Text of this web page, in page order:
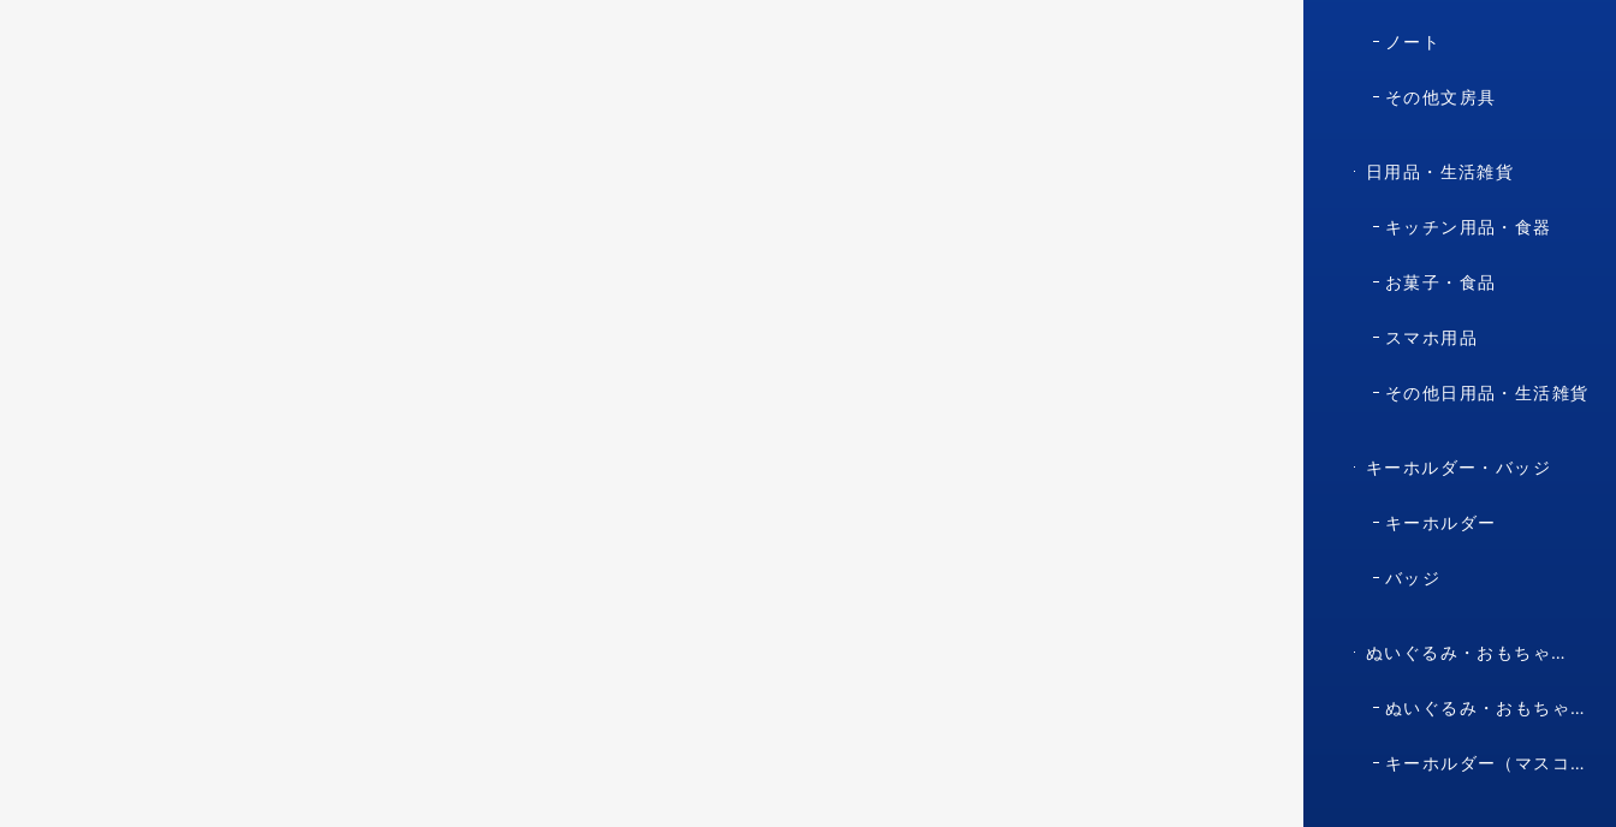
ノート
その他文房具
日用品・生活雑貨
キッチン用品・食器
お菓子・食品
スマホ用品
その他日用品・生活雑貨
キーホルダー・バッジ
キーホルダー
バッジ
ぬいぐるみ・おもちゃ・マスコット・キャラクター
ぬいぐるみ・おもちゃ（マスコット・キャラクター）
キーホルダー（マスコット・キャラクター）